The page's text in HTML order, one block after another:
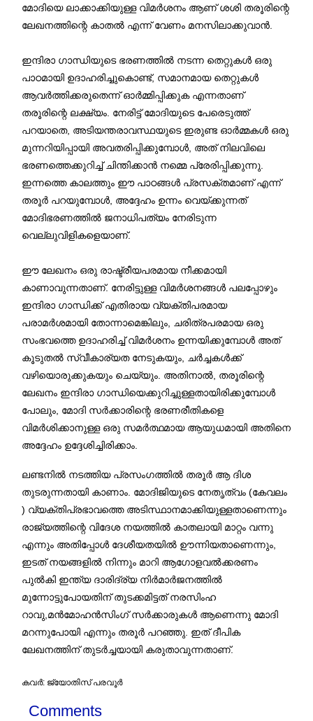
മോദിയെ ലാക്കാക്കിയുള്ള വിമർശനം ആണ് ശശി തരൂരിന്റെ
ലേഖനത്തിന്റെ കാതൽ എന്ന് വേണം മനസിലാക്കുവാൻ.
ഇന്ദിരാ ഗാന്ധിയുടെ ഭരണത്തിൽ നടന്ന തെറ്റുകൾ ഒരു
പാഠമായി ഉദാഹരിച്ചുകൊണ്ട്, സമാനമായ തെറ്റുകൾ
ആവർത്തിക്കരുതെന്ന് ഓർമ്മിപ്പിക്കുക എന്നതാണ്
തരൂരിന്റെ ലക്ഷ്യം. നേരിട്ട് മോദിയുടെ പേരെടുത്ത്
പറയാതെ, അടിയന്തരാവസ്ഥയുടെ ഇരുണ്ട ഓർമ്മകൾ ഒരു
മുന്നറിയിപ്പായി അവതരിപ്പിക്കുമ്പോൾ, അത് നിലവിലെ
ഭരണത്തെക്കുറിച്ച് ചിന്തിക്കാൻ നമ്മെ പ്രേരിപ്പിക്കുന്നു.
ഇന്നത്തെ കാലത്തും ഈ പാഠങ്ങൾ പ്രസക്തമാണ് എന്ന്
തരൂർ പറയുമ്പോൾ, അദ്ദേഹം ഉന്നം വെയ്ക്കുന്നത്
മോദിഭരണത്തിൽ ജനാധിപത്യം നേരിടുന്ന
വെല്ലുവിളികളെയാണ്.
ഈ ലേഖനം ഒരു രാഷ്ട്രീയപരമായ നീക്കമായി
കാണാവുന്നതാണ്. നേരിട്ടുള്ള വിമർശനങ്ങൾ പലപ്പോഴും
ഇന്ദിരാ ഗാന്ധിക്ക് എതിരായ വ്യക്തിപരമായ
പരാമർശമായി തോന്നാമെങ്കിലും, ചരിത്രപരമായ ഒരു
സംഭവത്തെ ഉദാഹരിച്ച് വിമർശനം ഉന്നയിക്കുമ്പോൾ അത്
കൂടുതൽ സ്വീകാര്യത നേടുകയും, ചർച്ചകൾക്ക്
വഴിയൊരുക്കുകയും ചെയ്യും. അതിനാൽ, തരൂരിന്റെ
ലേഖനം ഇന്ദിരാ ഗാന്ധിയെക്കുറിച്ചുള്ളതായിരിക്കുമ്പോൾ
പോലും, മോദി സർക്കാരിന്റെ ഭരണരീതികളെ
വിമർശിക്കാനുള്ള ഒരു സമർത്ഥമായ ആയുധമായി അതിനെ
അദ്ദേഹം ഉദ്ദേശിച്ചിരിക്കാം.
ലണ്ടനിൽ നടത്തിയ പ്രസംഗത്തിൽ തരൂർ ആ ദിശ
തുടരുന്നതായി കാണാം. മോദിജിയുടെ നേതൃത്വം (കേവലം
) വ്യക്തിപ്രഭാവത്തെ അടിസ്ഥാനമാക്കിയുള്ളതാണെന്നും
രാജ്യത്തിന്റെ വിദേശ നയത്തിൽ കാതലായി മാറ്റം വന്നു
എന്നും അതിപ്പോൾ ദേശീയതയിൽ ഊന്നിയതാണെന്നും,
ഇടത് നയങ്ങളിൽ നിന്നും മാറി ആഗോളവൽക്കരണം
പുൽകി ഇന്ത്യ ദാരിദ്ര്യ നിർമാർജനത്തിൽ
മുന്നോട്ടുപോയതിന് തുടക്കമിട്ടത് നരസിംഹ
റാവു,മൻമോഹൻസിംഗ് സർക്കാരുകൾ ആണെന്നു മോദി
മറന്നുപോയി എന്നും തരൂർ പറഞ്ഞു. ഇത് ദീപിക
ലേഖനത്തിന് തുടർച്ചയായി കരുതാവുന്നതാണ്.
കവര്‍: ജ്യോതിസ് പരവൂര്‍
Comments